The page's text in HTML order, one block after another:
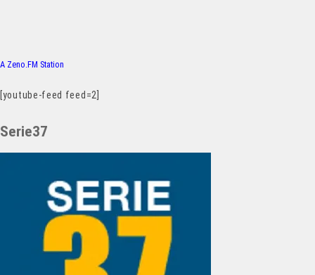
A Zeno.FM Station
[youtube-feed feed=2]
Serie37